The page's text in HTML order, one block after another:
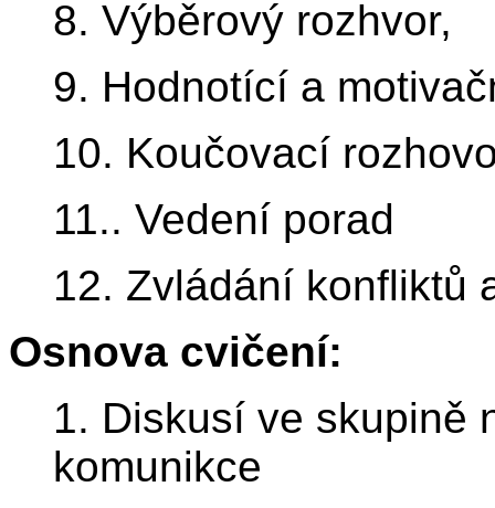
8. Výběrový rozhvor,
9. Hodnotící a
10. Koučovací
11.. Vedení porad
12. Zvládání konfliktů
Osnova cvičení:
1. Diskusí ve skupině
komunikce